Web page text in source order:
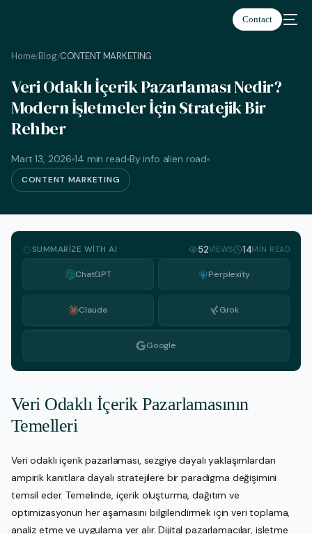
Contact
Home/Blog/CONTENT MARKETING
Veri Odaklı İçerik Pazarlaması Nedir?
Modern İşletmeler İçin Stratejik Bir
Rehber
Mart 13, 2026 14 min read By info alien road
CONTENT MARKETING
SUMMARIZE WITH AI 52VIEWS 14MIN READ
ChatGPT Perplexity
Claude Grok
Google
Veri Odaklı İçerik Pazarlamasının
Temelleri
Veri odaklı içerik pazarlaması, sezgiye dayalı yaklaşımlardan
ampirik kanıtlara dayalı stratejilere bir paradigma değişimini
temsil eder. Temelinde, içerik oluşturma, dağıtım ve
optimizasyonun her aşamasını bilgilendirmek için veri toplama,
analiz etme ve uygulama yer alır. Dijital pazarlamacılar, işletme
Türkçe